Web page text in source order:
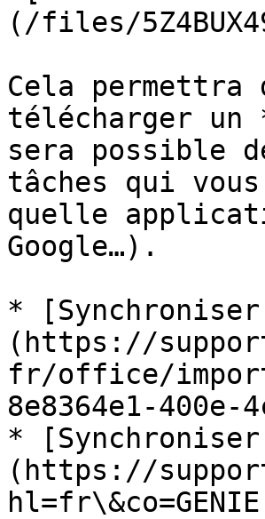
(/files/
Cela
télécharger
sera possible
tâches qui
quelle
Google…).
*
(https://
fr/office/
8e8364e1-400e-
*
(https://